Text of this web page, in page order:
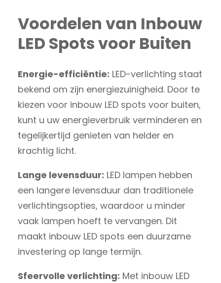
Voordelen van Inbouw
LED Spots voor Buiten
Energie-efficiëntie: LED-verlichting staat
bekend om zijn energiezuinigheid. Door te
kiezen voor inbouw LED spots voor buiten,
kunt u uw energieverbruik verminderen en
tegelijkertijd genieten van helder en
krachtig licht.
Lange levensduur: LED lampen hebben
een langere levensduur dan traditionele
verlichtingsopties, waardoor u minder
vaak lampen hoeft te vervangen. Dit
maakt inbouw LED spots een duurzame
investering op lange termijn.
Sfeervolle verlichting: Met inbouw LED